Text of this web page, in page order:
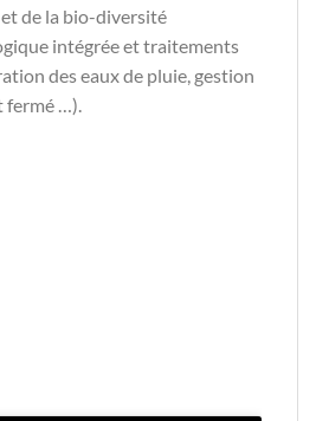
de la bio-diversité
intégrée et traitements
des eaux de pluie, gestion
fermé …).